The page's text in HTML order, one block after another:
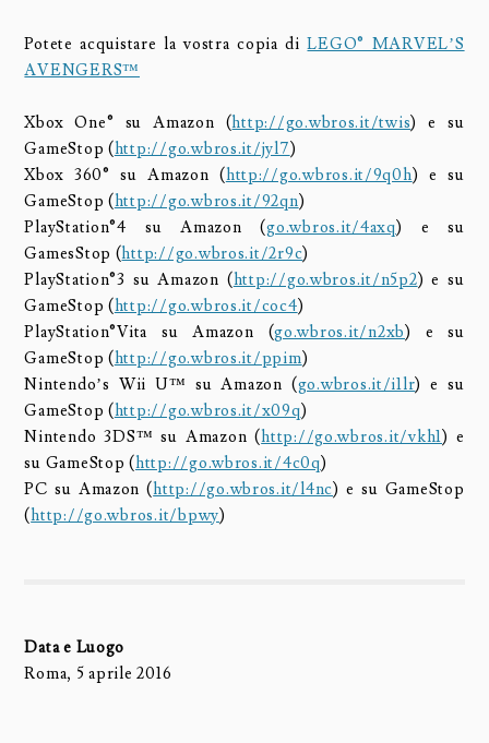
Potete acquistare la vostra copia diLEGO® MARVEL’S
AVENGERS™
Xbox One® su Amazon (http://go.wbros.it/twis) e su
GameStop (http://go.wbros.it/jyl7)
Xbox 360® su Amazon (http://go.wbros.it/9q0h) e su
GameStop (http://go.wbros.it/92qn)
PlayStation®4 su Amazon (go.wbros.it/4axq) e su
GamesStop (http://go.wbros.it/2r9c)
PlayStation®3 su Amazon (http://go.wbros.it/n5p2) e su
GameStop (http://go.wbros.it/coc4)
PlayStation®Vita su Amazon (go.wbros.it/n2xb) e su
GameStop (http://go.wbros.it/ppim)
Nintendo’s Wii U™ su Amazon (go.wbros.it/i1lr) e su
GameStop (http://go.wbros.it/x09q)
Nintendo 3DS™ su Amazon (http://go.wbros.it/vkh1) e
su GameStop (http://go.wbros.it/4c0q)
PC su Amazon (http://go.wbros.it/l4nc) e su GameStop
(http://go.wbros.it/bpwy)
Data e Luogo
Roma, 5 aprile 2016